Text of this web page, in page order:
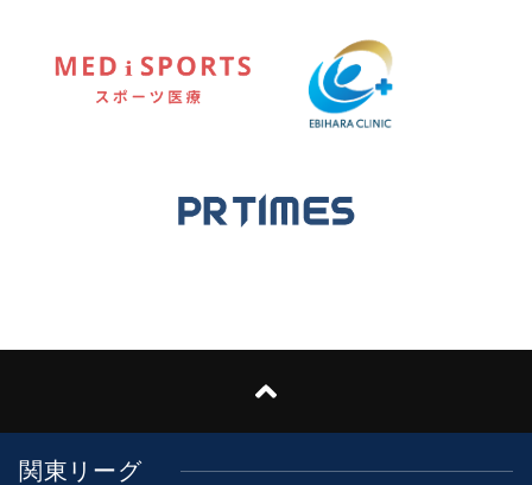
関東リーグ